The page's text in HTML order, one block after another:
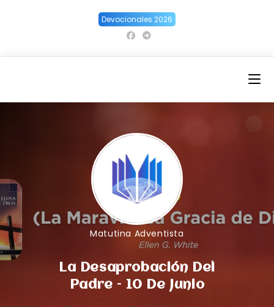
Devocionales 2026
Matutina Adventista
La Desaprobación Del
Padre – 10 De Junio